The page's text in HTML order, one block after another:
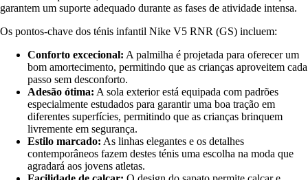
garantem um suporte adequado durante as fases de atividade intensa.
Os pontos-chave dos ténis infantil Nike V5 RNR (GS) incluem:
Conforto excecional: A palmilha é projetada para oferecer um
bom amortecimento, permitindo que as crianças aproveitem cada
passo sem desconforto.
Adesão ótima: A sola exterior está equipada com padrões
especialmente estudados para garantir uma boa tração em
diferentes superfícies, permitindo que as crianças brinquem
livremente em segurança.
Estilo marcado: As linhas elegantes e os detalhes
contemporâneos fazem destes ténis uma escolha na moda que
agradará aos jovens atletas.